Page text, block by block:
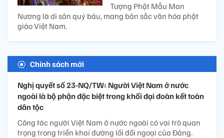
Tượng Phật Mẫu Man
Nương là di sản quý báu, mang bản sắc văn hóa phật
giáo Việt Nam.
Chính sách mới
Nghị quyết số 23-NQ/TW: Người Việt Nam ở nước
ngoài là bộ phận đặc biệt trong khối đại đoàn kết toàn
dân tộc
Công tác người Việt Nam ở nước ngoài có vai trò quan
trọng trong triển khai đường lối đối ngoại của Đảng.